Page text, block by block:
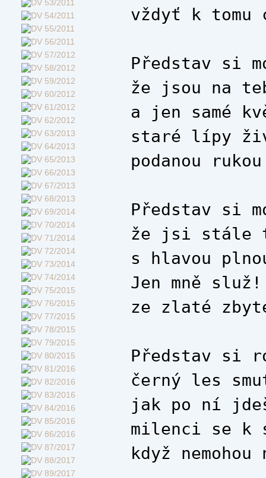
vždyť k tomu
Představ si
že jsou na
a jen samé
staré lípy
podanou
Představ si
že jsi stále
s hlavou
Jen mně
ze zlaté
Představ si
černý les
jak po ní
milenci se k
když